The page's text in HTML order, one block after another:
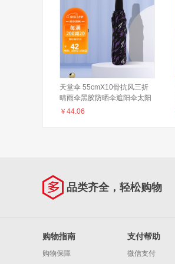
天堂伞 55cmX10骨抗风三折
晴雨伞黑胶防晒伞遮阳伞太阳
伞男女商务伞 黑紫色
￥ 44.06
品类齐全，轻松购物
购物指南
购物保障
支付帮助
微信支付